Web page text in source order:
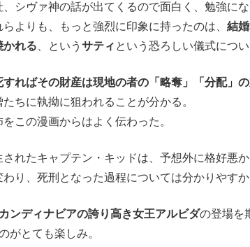
シヴァ神の話が出てくるので面白く、勉強にな
らよりも、もっと強烈に印象に持ったのは、結
かれる 、というサティ という恐ろしい儀式につい
すればその財産は現地の者の「略奪」「分配」
ちに執拗に狙われることが分かる。
この漫画からはよく伝わった。
されたキャプテン・キッドは、予想外に格好悪
わり、死刑となった過程については分かりやすか
ンディナビアの誇り高き女王アルビダの登場を
がとても楽しみ。